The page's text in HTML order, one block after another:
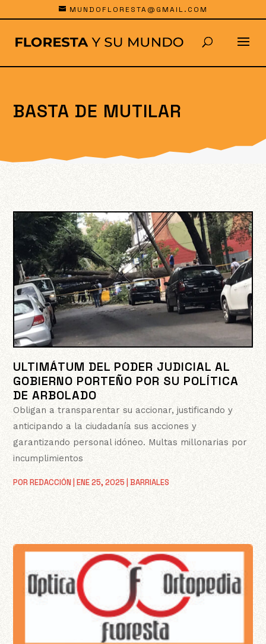
MUNDOFLORESTA@GMAIL.COM
BASTA DE MUTILAR
ULTIMÁTUM DEL PODER JUDICIAL AL
GOBIERNO PORTEÑO POR SU POLÍTICA
DE ARBOLADO
PORREDACCIÓN |ENE 25, 2025 |BARRIALES
Obligan a transparentar su accionar, justificando y
anticipando a la ciudadanía sus acciones y
garantizando personal idóneo. Multas millonarias por
incumplimientos